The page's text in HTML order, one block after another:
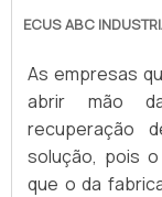
ECUS ABC
As empresas
abrir mão
recuperação
solução, pois
que o da